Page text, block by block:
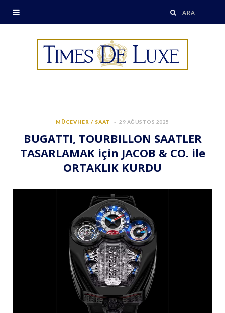
MÜCEVHER / SAAT 29 AĞUSTOS 2025
BUGATTI, TOURBILLON SAATLER
TASARLAMAK için JACOB & CO. ile
ORTAKLIK KURDU